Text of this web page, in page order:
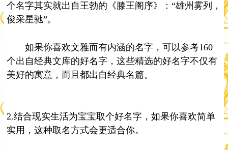
个名字其实就出自王勃的《滕王阁序》：“雄州雾列，
俊采星驰”。
如果你喜欢文雅而有内涵的名字，可以参考160
个出自经典文库的好名字，这些精选的好名字不仅有
美好的寓意，而且都出自经典名篇。
2.结合现实生活为宝宝取个好名字，如果你喜欢简单
实用，这种取名方式会更适合你。